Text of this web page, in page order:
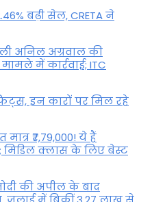
बढ़ी सेल, CRETA ने
अनिल अग्रवाल की
में कार्रवाई; ITC
इन कारों पर मिल रहे
₹7,79,000! ये हैं
मिडिल क्लास के लिए बेस्ट
की अपील के बाद